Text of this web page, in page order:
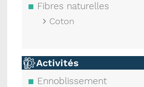
Fibres naturelles
Coton
Activités
Ennoblissement